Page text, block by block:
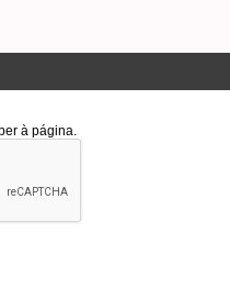
à página.